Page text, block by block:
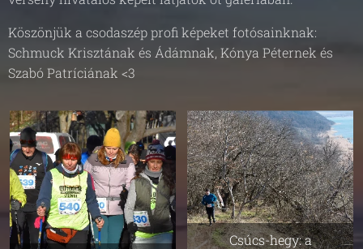
Köszönjük a csodaszép profi képeket fotósainknak:
Schmuck Krisztának és Ádámnak, Kónya Péternek és
Szabó Patríciának <3
Csúcs-hegy: a